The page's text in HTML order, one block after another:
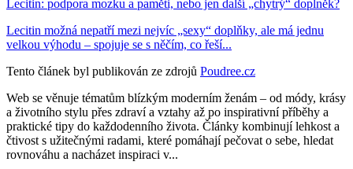
Lecitin: podpora mozku a paměti, nebo jen další „chytrý“ doplněk?
Lecitin možná nepatří mezi nejvíc „sexy“ doplňky, ale má jednu
velkou výhodu – spojuje se s něčím, co řeší...
Tento článek byl publikován ze zdrojů Poudree.cz
Web se věnuje tématům blízkým moderním ženám – od módy, krásy
a životního stylu přes zdraví a vztahy až po inspirativní příběhy a
praktické tipy do každodenního života. Články kombinují lehkost a
čtivost s užitečnými radami, které pomáhají pečovat o sebe, hledat
rovnováhu a nacházet inspiraci v...